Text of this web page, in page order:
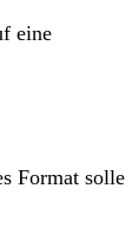
eine
Format solle